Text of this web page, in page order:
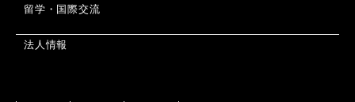
留学・国際交流
法人情報